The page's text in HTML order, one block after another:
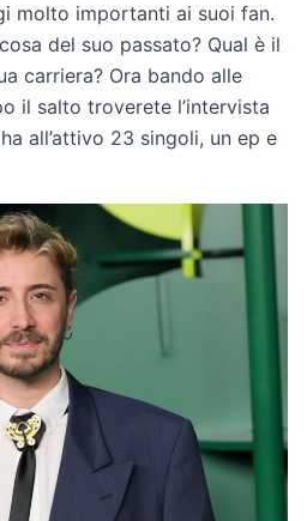
molto importanti ai suoi fan.
del suo passato? Qual è il
carriera? Ora bando alle
il salto troverete l’intervista
all’attivo 23 singoli, un ep e